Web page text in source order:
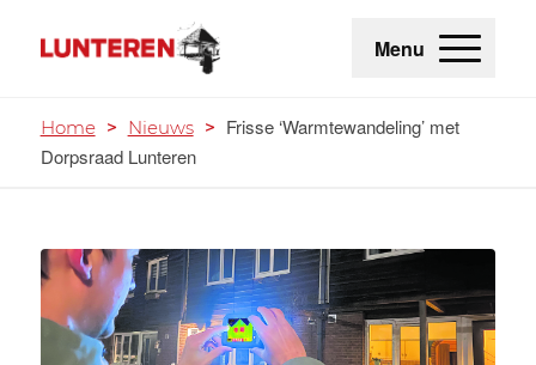
Menu
Home > Nieuws > Frisse ‘Warmtewandeling’ met
Dorpsraad Lunteren